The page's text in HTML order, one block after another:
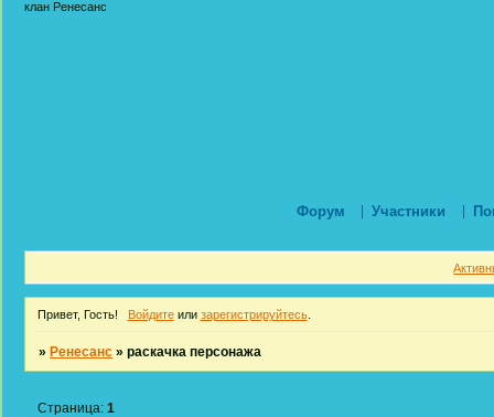
клан Ренесанс
Форум Участники
Привет, Гость! Войдитеили зарегистрируйтесь.
» Ренесанс »раскачка персонажа
Страница:1